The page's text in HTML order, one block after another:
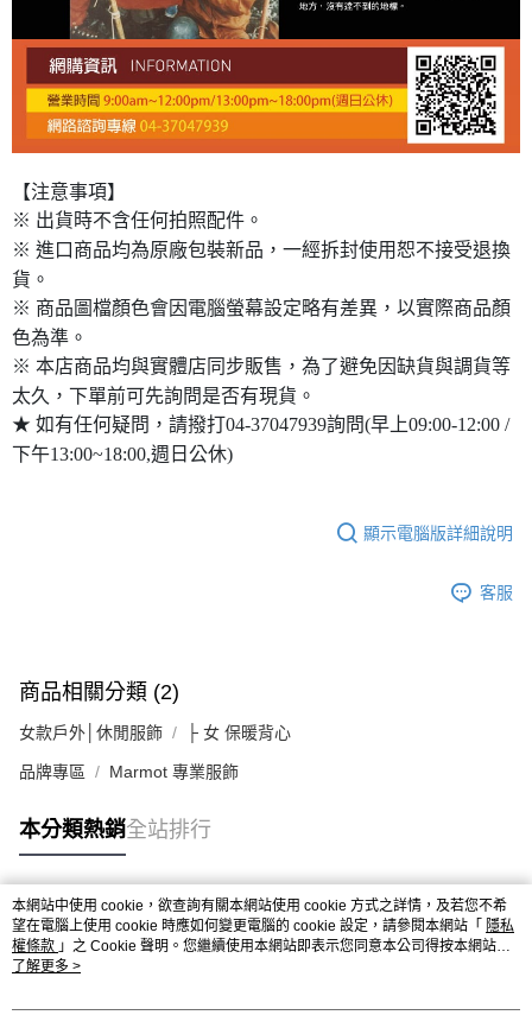
【注意事項】
※ 出貨時不含任何拍照配件。
※ 進口商品均為原廠包裝新品，一經拆封使用恕不接受退換
貨。
※ 商品圖檔顏色會因電腦螢幕設定略有差異，以實際商品顏
色為準。
※ 本店商品均與實體店同步販售，為了避免因缺貨與調貨等
太久，下單前可先詢問是否有現貨。
★ 如有任何疑問，請撥打04-37047939詢問(早上09:00-12:00 /
下午13:00~18:00,週日公休)
顯示電腦版詳細說明
客服
商品相關分類 (2)
女款戶外│休閒服飾 ├ 女 保暖背心
品牌專區 Marmot 專業服飾
本分類熱銷全站排行
熱門標籤
本網站中使用 cookie，欲查詢有關本網站使用 cookie 方式之詳情，及若您不希
望在電腦上使用 cookie 時應如何變更電腦的 cookie 設定，請參閱本網站「 隱私
權條款 」之 Cookie 聲明。您繼續使用本網站即表示您同意本公司得按本網站使
用條款之 Cookie 聲明使用 cookie。
了解更多 >